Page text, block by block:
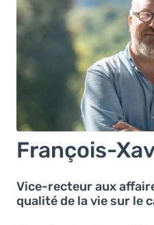
François-
Vice-recteur aux
qualité de la vie sur le